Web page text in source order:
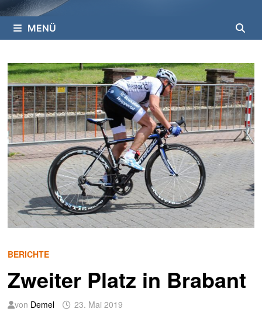
MENÜ
BERICHTE
Zweiter Platz in Brabant
von Demel 23. Mai 2019